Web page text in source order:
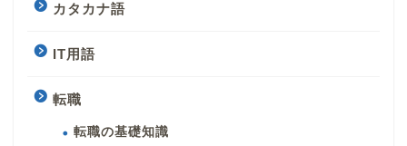
カタカナ語
IT用語
転職
転職の基礎知識